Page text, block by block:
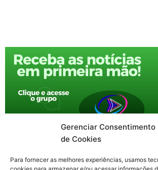
Gerenciar Consentimento
de Cookies
Para fornecer as melhores experiências, usamos